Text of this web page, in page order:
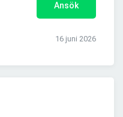
Ansök
16 juni 2026